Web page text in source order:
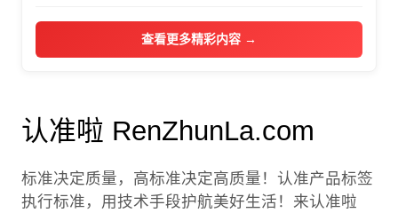
查看更多精彩内容 →
认准啦 RenZhunLa.com
标准决定质量，高标准决定高质量！认准产品标签
执行标准，用技术手段护航美好生活！来认准啦